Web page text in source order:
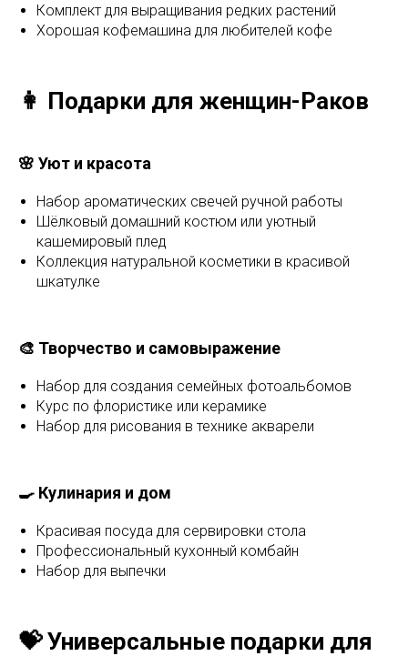
Комплект для выращивания редких растений
Хорошая кофемашина для любителей кофе
👩 Подарки для женщин-Раков
🌸 Уют и красота
Набор ароматических свечей ручной работы
Шёлковый домашний костюм или уютный
кашемировый плед
Коллекция натуральной косметики в красивой
шкатулке
🎨 Творчество и самовыражение
Набор для создания семейных фотоальбомов
Курс по флористике или керамике
Набор для рисования в технике акварели
🍳 Кулинария и дом
Красивая посуда для сервировки стола
Профессиональный кухонный комбайн
Набор для выпечки
💝 Универсальные подарки для